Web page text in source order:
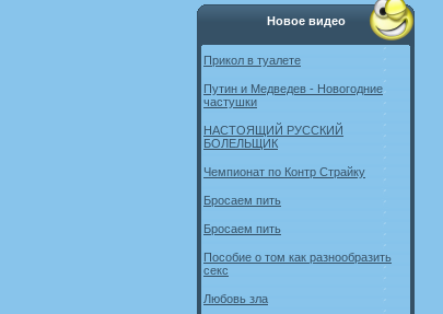
Новое видео
Прикол в туалете
Путин и Медведев - Новогодние
частушки
НАСТОЯЩИЙ РУССКИЙ
БОЛЕЛЬЩИК
Чемпионат по Контр Страйку
Бросаем пить
Бросаем пить
Пособие о том как разнообразить
секс
Любовь зла